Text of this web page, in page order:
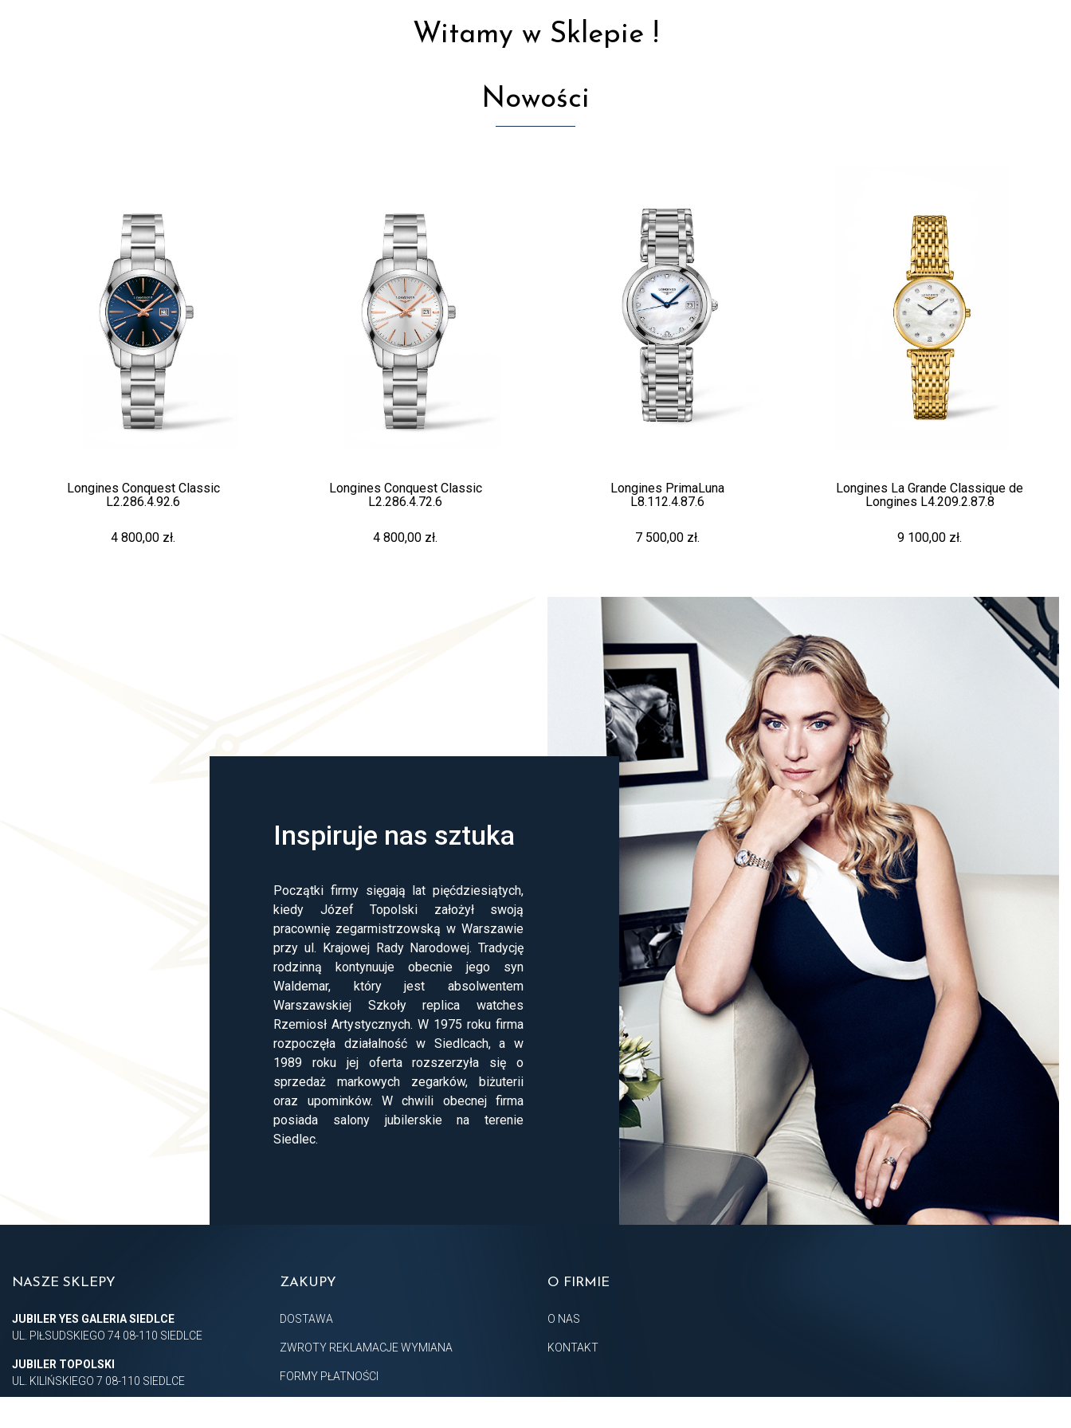
Witamy w Sklepie !
Nowości
Longines Conquest Classic
L2.286.4.92.6
4 800,00 zł.
Longines Conquest Classic
L2.286.4.72.6
4 800,00 zł.
Longines PrimaLuna
L8.112.4.87.6
7 500,00 zł.
Longines La Grande Classique de
Longines L4.209.2.87.8
9 100,00 zł.
Inspiruje nas sztuka
Początki firmy sięgają lat pięćdziesiątych,
kiedy Józef Topolski założył swoją
pracownię zegarmistrzowską w Warszawie
przy ul. Krajowej Rady Narodowej. Tradycję
rodzinną kontynuuje obecnie jego syn
Waldemar, który jest absolwentem
Warszawskiej Szkołyreplica watches
Rzemiosł Artystycznych. W 1975 roku firma
rozpoczęła działalność w Siedlcach, a w
1989 roku jej oferta rozszerzyła się o
sprzedaż markowych zegarków, biżuterii
oraz upominków. W chwili obecnej firma
posiada salony jubilerskie na terenie
Siedlec.
NASZE SKLEPY
JUBILER YES GALERIA SIEDLCE
UL. PIŁSUDSKIEGO 74 08-110 SIEDLCE
JUBILER TOPOLSKI
UL. KILIŃSKIEGO 7 08-110 SIEDLCE
ZAKUPY
DOSTAWA
ZWROTY REKLAMACJE WYMIANA
FORMY PŁATNOŚCI
O FIRMIE
O NAS
KONTAKT